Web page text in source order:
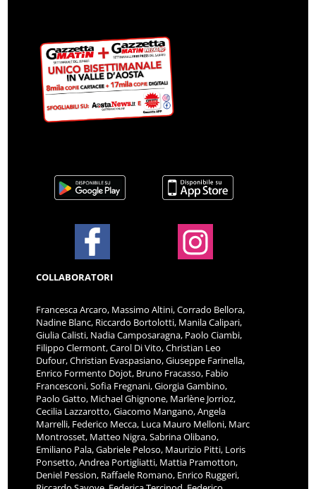
COLLABORATORI
Francesca Arcaro, Massimo Altini, Corrado Bellora,
Nadine Blanc, Riccardo Bortolotti, Manila Calipari,
Giulia Calisti, Nadia Camposaragna, Paolo Ciambi,
Filippo Clermont, Carol Di Vito, Christian Leo
Dufour, Christian Evaspasiano, Giuseppe Farinella,
Enrico Formento Dojot, Bruno Fracasso, Fabio
Francesconi, Sofia Fregnani, Giorgia Gambino,
Paolo Gatto, Michael Ghignone, Marlène Jorrioz,
Cecilia Lazzarotto, Giacomo Mangano, Angela
Marrelli, Federico Mecca, Luca Mauro Melloni, Marc
Montrosset, Matteo Nigra, Sabrina Olibano,
Emiliano Pala, Gabriele Peloso, Maurizio Pitti, Loris
Ponsetto, Andrea Portigliatti, Mattia Pramotton,
Deniel Pession, Raffaele Romano, Enrico Ruggeri,